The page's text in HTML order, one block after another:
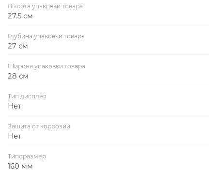
Высота упаковки товара
27.5 см
Глубина упаковки товара
27 см
Ширина упаковки товара
28 см
Тип дисплея
Нет
Защита от коррозии
Нет
Типоразмер
160 мм